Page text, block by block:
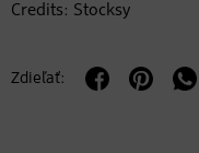
Credits: Stocksy
Zdieľať: